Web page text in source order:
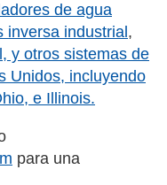
de agua
inversa industrial ,
, y otros sistemas de
Unidos, incluyendo
e Illinois.
para una